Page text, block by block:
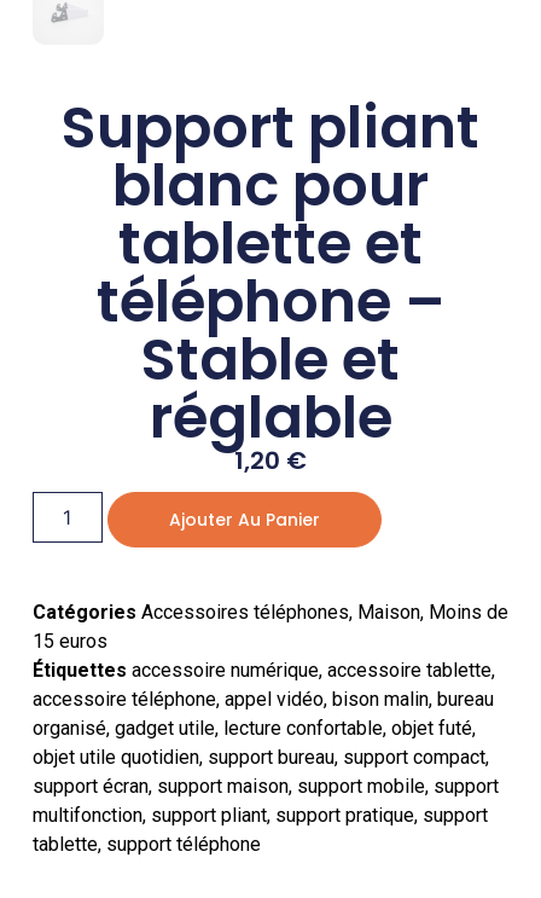
Support pliant
blanc pour
tablette et
téléphone –
Stable et
réglable
1,20 €
Ajouter Au Panier
Catégories Accessoires téléphones, Maison, Moins de
15 euros
Étiquettes accessoire numérique, accessoire tablette,
accessoire téléphone, appel vidéo, bison malin, bureau
organisé, gadget utile, lecture confortable, objet futé,
objet utile quotidien, support bureau, support compact,
support écran, support maison, support mobile, support
multifonction, support pliant, support pratique, support
tablette, support téléphone